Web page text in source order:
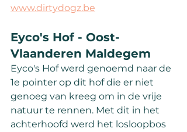
www.dirtydogz.be
Eyco's Hof - Oost-
Vlaanderen Maldegem
Eyco's Hof werd genoemd naar de
1e pointer op dit hof die er niet
genoeg van kreeg om in de vrije
natuur te rennen. Met dit in het
achterhoofd werd het losloopbos